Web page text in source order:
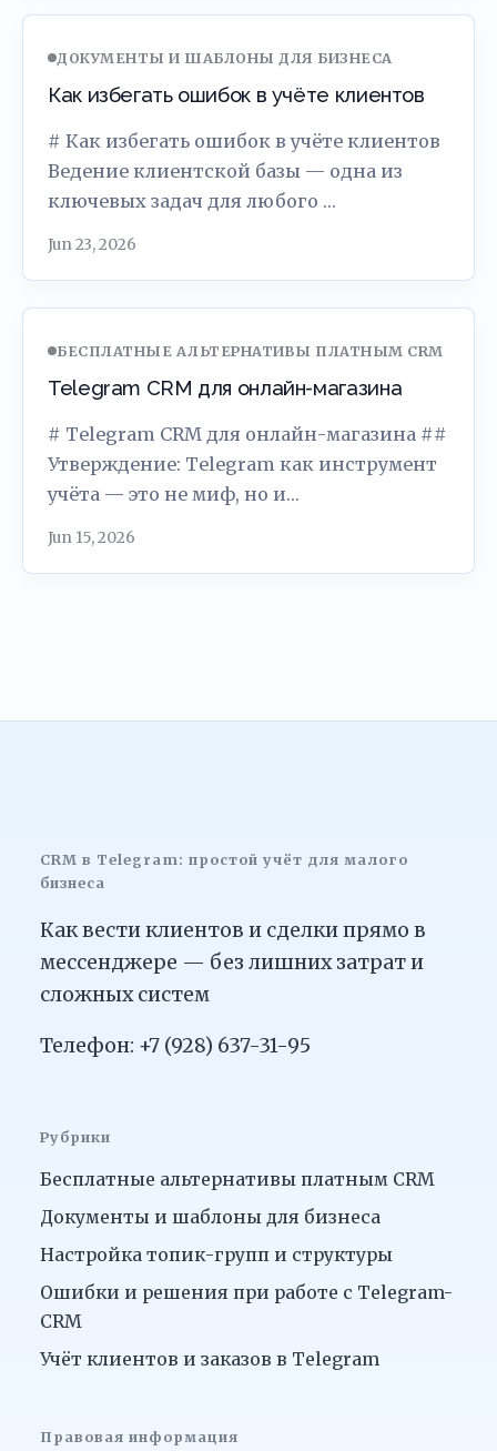
ДОКУМЕНТЫ И ШАБЛОНЫ ДЛЯ БИЗНЕСА
Как избегать ошибок в учёте клиентов
# Как избегать ошибок в учёте клиентов
Ведение клиентской базы — одна из
ключевых задач для любого …
Jun 23, 2026
БЕСПЛАТНЫЕ АЛЬТЕРНАТИВЫ ПЛАТНЫМ CRM
Telegram CRM для онлайн-магазина
# Telegram CRM для онлайн-магазина ##
Утверждение: Telegram как инструмент
учёта — это не миф, но и…
Jun 15, 2026
CRM в Telegram: простой учёт для малого
бизнеса
Как вести клиентов и сделки прямо в
мессенджере — без лишних затрат и
сложных систем
Телефон: +7 (928) 637-31-95
Рубрики
Бесплатные альтернативы платным CRM
Документы и шаблоны для бизнеса
Настройка топик-групп и структуры
Ошибки и решения при работе с Telegram-
CRM
Учёт клиентов и заказов в Telegram
Правовая информация